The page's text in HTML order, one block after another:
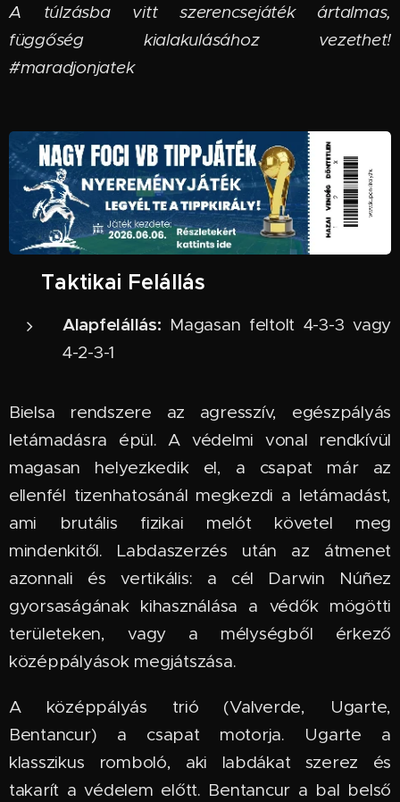
A túlzásba vitt szerencsejáték ártalmas,
függőség kialakulásához vezethet!
#maradjonjatek
🏹 Taktikai Felállás
Alapfelállás: Magasan feltolt 4-3-3 vagy
4-2-3-1
Bielsa rendszere az agresszív, egészpályás
letámadásra épül. A védelmi vonal rendkívül
magasan helyezkedik el, a csapat már az
ellenfél tizenhatosánál megkezdi a letámadást,
ami brutális fizikai melót követel meg
mindenkitől. Labdaszerzés után az átmenet
azonnali és vertikális: a cél Darwin Núñez
gyorsaságának kihasználása a védők mögötti
területeken, vagy a mélységből érkező
középpályások megjátszása.
A középpályás trió (Valverde, Ugarte,
Bentancur) a csapat motorja. Ugarte a
klasszikus romboló, aki labdákat szerez és
takarít a védelem előtt. Bentancur a bal belső